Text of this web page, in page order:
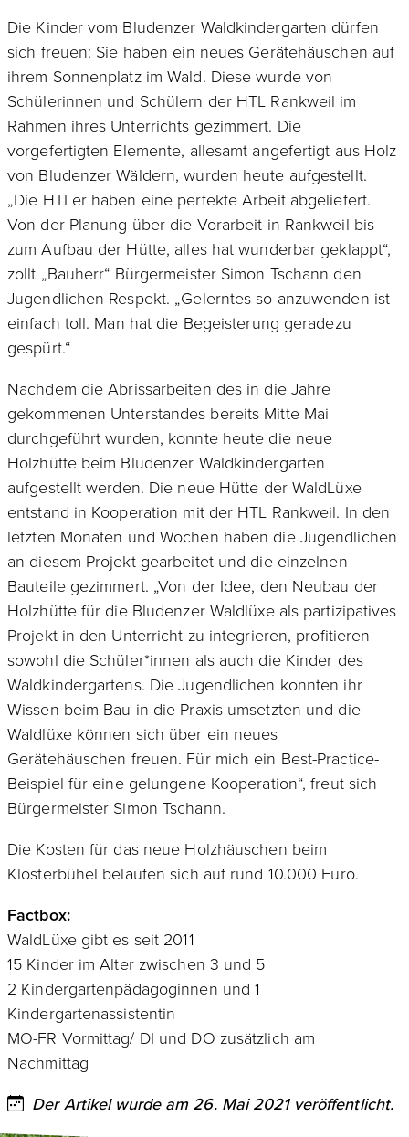
Die Kinder vom Bludenzer Waldkindergarten dürfen
sich freuen: Sie haben ein neues Gerätehäuschen auf
ihrem Sonnenplatz im Wald. Diese wurde von
Schülerinnen und Schülern der HTL Rankweil im
Rahmen ihres Unterrichts gezimmert. Die
vorgefertigten Elemente, allesamt angefertigt aus Holz
von Bludenzer Wäldern, wurden heute aufgestellt.
„Die HTLer haben eine perfekte Arbeit abgeliefert.
Von der Planung über die Vorarbeit in Rankweil bis
zum Aufbau der Hütte, alles hat wunderbar geklappt“,
zollt „Bauherr“ Bürgermeister Simon Tschann den
Jugendlichen Respekt. „Gelerntes so anzuwenden ist
einfach toll. Man hat die Begeisterung geradezu
gespürt.“
Nachdem die Abrissarbeiten des in die Jahre
gekommenen Unterstandes bereits Mitte Mai
durchgeführt wurden, konnte heute die neue
Holzhütte beim Bludenzer Waldkindergarten
aufgestellt werden. Die neue Hütte der WaldLüxe
entstand in Kooperation mit der HTL Rankweil. In den
letzten Monaten und Wochen haben die Jugendlichen
an diesem Projekt gearbeitet und die einzelnen
Bauteile gezimmert. „Von der Idee, den Neubau der
Holzhütte für die Bludenzer Waldlüxe als partizipatives
Projekt in den Unterricht zu integrieren, profitieren
sowohl die Schüler*innen als auch die Kinder des
Waldkindergartens. Die Jugendlichen konnten ihr
Wissen beim Bau in die Praxis umsetzten und die
Waldlüxe können sich über ein neues
Gerätehäuschen freuen. Für mich ein Best-Practice-
Beispiel für eine gelungene Kooperation“, freut sich
Bürgermeister Simon Tschann.
Die Kosten für das neue Holzhäuschen beim
Klosterbühel belaufen sich auf rund 10.000 Euro.
Factbox:
WaldLüxe gibt es seit 2011
15 Kinder im Alter zwischen 3 und 5
2 Kindergartenpädagoginnen und 1
Kindergartenassistentin
MO-FR Vormittag/ DI und DO zusätzlich am
Nachmittag
Der Artikel wurde am 26. Mai 2021 veröffentlicht.